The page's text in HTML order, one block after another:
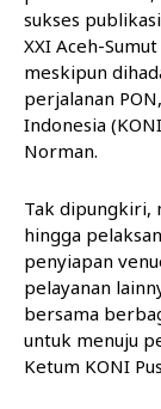
sukses
XXI Aceh-
meskipun
perjalanan
Indonesia
Norman.
Tak dipungkiri,
hingga
penyiapan
pelayanan
bersama
untuk menuju
Ketum KONI